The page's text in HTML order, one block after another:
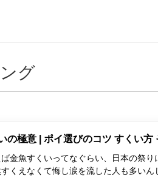
グ
の極意 | ポイ選びのコツ すくい方
金魚すくいってなぐらい、日本の祭り
くえなくて悔し涙を流した人も多いん